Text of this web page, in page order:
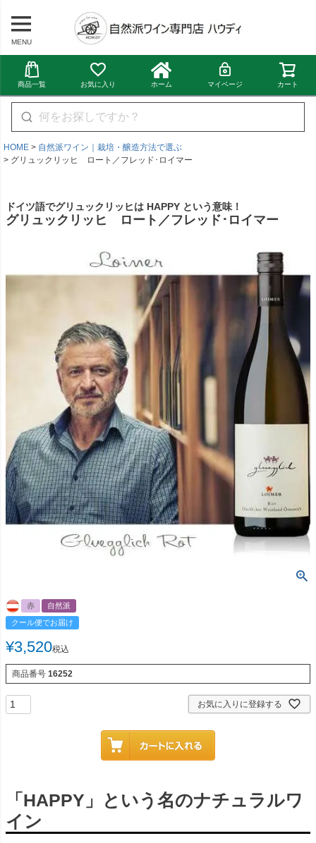
MENU
商品一覧 お気に入り ホーム マイページ カート
HOME
自然派ワイン｜栽培・醸造方法で選ぶ
グリュックリッヒ ロート／フレッド･ロイマー
ドイツ語でグリュックリッヒは HAPPY という意味！
グリュックリッヒ ロート／フレッド･ロイマー
赤
自然派
クール便でお届け
¥3,520税込
商品番号 16252
お気に入りに登録する
「HAPPY」という名のナチュラルワ
イン